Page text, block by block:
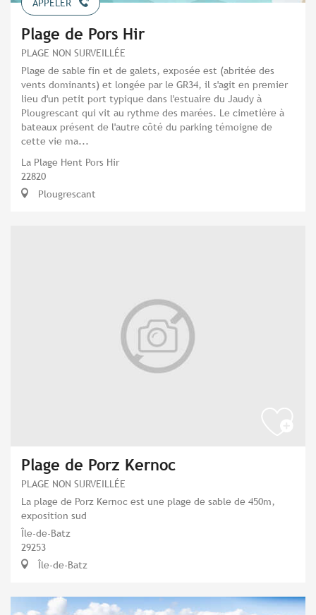
APPELER
Plage de Pors Hir
PLAGE NON SURVEILLÉE
Plage de sable fin et de galets, exposée est (abritée des
vents dominants) et longée par le GR34, il s'agit en premier
lieu d'un petit port typique dans l'estuaire du Jaudy à
Plougrescant qui vit au rythme des marées. Le cimetière à
bateaux présent de l'autre côté du parking témoigne de
cette vie ma...
La Plage Hent Pors Hir
22820
Plougrescant
Plage de Porz Kernoc
PLAGE NON SURVEILLÉE
La plage de Porz Kernoc est une plage de sable de 450m,
exposition sud
Île-de-Batz
29253
Île-de-Batz